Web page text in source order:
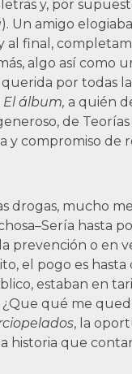
y, por
). Un amigo
final,
algo así
por todas
El álbum, a quién
de
y compromiso de
drogas, mucho
hasta
prevención o en
el pogo es
estaban en
qué me
, la
historia que